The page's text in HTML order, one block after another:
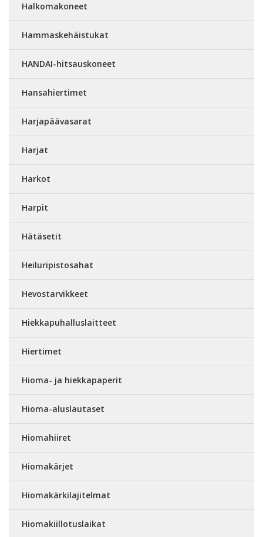
Halkomakoneet
Hammaskehäistukat
HANDAI-hitsauskoneet
Hansahiertimet
Harjapäävasarat
Harjat
Harkot
Harpit
Hätäsetit
Heiluripistosahat
Hevostarvikkeet
Hiekkapuhalluslaitteet
Hiertimet
Hioma- ja hiekkapaperit
Hioma-aluslautaset
Hiomahiiret
Hiomakärjet
Hiomakärkilajitelmat
Hiomakiillotuslaikat